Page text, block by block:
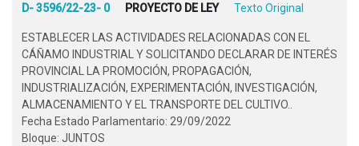
D- 3596/22-23- 0 PROYECTO DE LEY Texto Original
ESTABLECER LAS ACTIVIDADES RELACIONADAS CON EL
CÁÑAMO INDUSTRIAL Y SOLICITANDO DECLARAR DE INTERÉS
PROVINCIAL LA PROMOCIÓN, PROPAGACIÓN,
INDUSTRIALIZACIÓN, EXPERIMENTACIÓN, INVESTIGACIÓN,
ALMACENAMIENTO Y EL TRANSPORTE DEL CULTIVO..
Fecha Estado Parlamentario: 29/09/2022
Bloque: JUNTOS